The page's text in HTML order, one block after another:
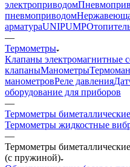
электроприводом
пневмоприводом
арматураUNIPUMP
—
Термометры
Клапаны электромагнитные
клапаныМанометры
манометровРеле давления
оборудование для приборов
—
Термометры биметаллические
Термометры жидкостные
—
Термометры
(с пружиной)